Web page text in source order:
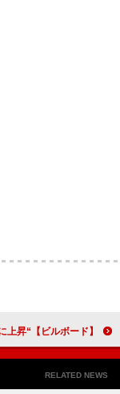
【ビルボード】“ニコニコ VOCALOID SONGS TOP20”、DECO*27が「カイコ」で自身9曲目の首位獲得 TAK「PPPP」が4位に上昇
RELATED NEWS